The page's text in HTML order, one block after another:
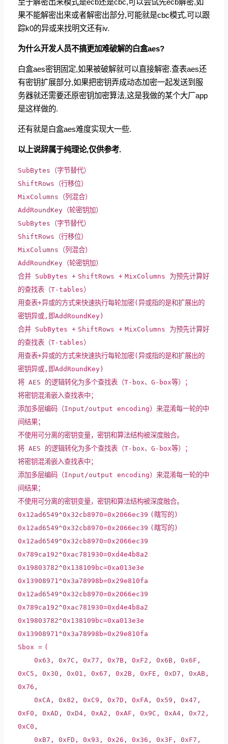
果不能解密出来或者解密出部分,可能就是cbc模式,可以跟
踪k0的异或来找明文还有iv.
为什么开发人员不搞更加难破解的白盒aes?
白盒aes密钥固定,如果被破解就可以直接解密.查表aes还
有密钥扩展部分,如果把密钥弄成动态加密一起发送到服
务器就还需要还原密钥加密算法,这是我做的某个大厂app
是这样做的.
还有就是白盒aes难度实现大一些.
以上说辞属于纯理论,仅供参考.
SubBytes（字节替代）
ShiftRows（行移位）
MixColumns（列混合）
AddRoundKey（轮密钥加）
SubBytes（字节替代）
ShiftRows（行移位）
MixColumns（列混合）
AddRoundKey（轮密钥加）
合并 SubBytes + ShiftRows + MixColumns 为预先计算好
的查找表（T-tables）
用查表+异或的方式来快速执行每轮加密(异或指的是和扩展出的
密钥异或,即AddRoundKey)
合并 SubBytes + ShiftRows + MixColumns 为预先计算好
的查找表（T-tables）
用查表+异或的方式来快速执行每轮加密(异或指的是和扩展出的
密钥异或,即AddRoundKey)
将 AES 的逻辑转化为多个查找表（T-box、G-box等）；
将密钥混淆嵌入查找表中；
添加多层编码（Input/output encoding）来混淆每一轮的中
间结果；
不使用可分离的密钥变量，密钥和算法结构被深度融合。
将 AES 的逻辑转化为多个查找表（T-box、G-box等）；
将密钥混淆嵌入查找表中；
添加多层编码（Input/output encoding）来混淆每一轮的中
间结果；
不使用可分离的密钥变量，密钥和算法结构被深度融合。
0x12ad6549^0x32cb8970=0x2066ec39 (瞎写的)
0x12ad6549^0x32cb8970=0x2066ec39 (瞎写的)
0x12ad6549^0x32cb8970=0x2066ec39
0x789ca192^0xac781930=0xd4e4b8a2
0x19803782^0x138109bc=0xa013e3e
0x13908971^0x3a78998b=0x29e810fa
0x12ad6549^0x32cb8970=0x2066ec39
0x789ca192^0xac781930=0xd4e4b8a2
0x19803782^0x138109bc=0xa013e3e
0x13908971^0x3a78998b=0x29e810fa
Sbox = (
0x63 , 0x7C , 0x77 , 0x7B, 0xF2 , 0x6B, 0x6F ,
0xC5 , 0x30 , 0x01 , 0x67 , 0x2B, 0xFE , 0xD7 , 0xAB,
0x76 ,
0xCA, 0x82 , 0xC9 , 0x7D , 0xFA, 0x59 , 0x47 ,
0xF0 , 0xAD , 0xD4, 0xA2 , 0xAF , 0x9C , 0xA4, 0x72 ,
0xC0 ,
0xB7 , 0xFD , 0x93 , 0x26 , 0x36 , 0x3F , 0xF7 ,